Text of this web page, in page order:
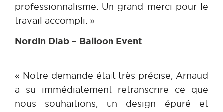
professionnalisme. Un grand merci pour le
travail accompli. »
Nordin Diab – Balloon Event
« Notre demande était très précise, Arnaud
a su immédiatement retranscrire ce que
nous souhaitions, un design épuré et